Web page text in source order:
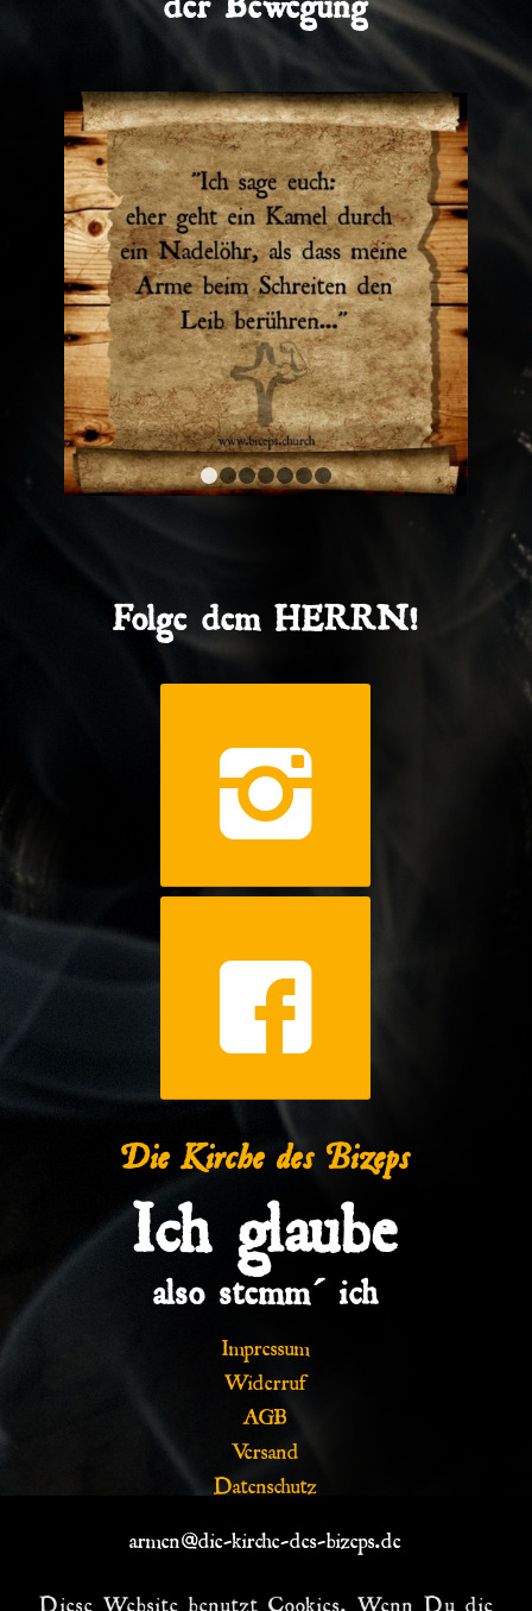
2 3 4 5 6 7
Folge dem HERRN!
Die Kirche des Bizeps
Ich glaube
also stemm´ ich
Impressum
Widerruf
AGB
Versand
Datenschutz
armen@die-kirche-des-bizeps.de
Diese Website benutzt Cookies. Wenn Du die